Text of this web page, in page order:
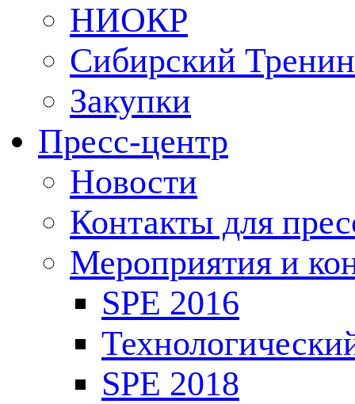
НИОКР
Сибирский
Закупки
Пресс-центр
Новости
Контакты для
Мероприятия и
SPE 2016
SPE 2018